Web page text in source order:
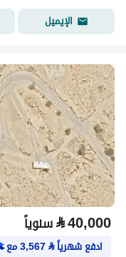
الإيميل
⃁40,000 سنوياً
ادفع شهرياً⃁
3,567مع